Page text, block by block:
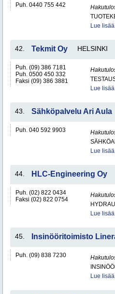
Puh. 0440 755 442
Lue
42. Tekmit Oy HELSINKI
Puh. (09) 386 7181
Puh. 0500 450 332
Faksi (09) 386 3881
Lue
43. Sähköpalvelu Ari Aula
Puh. 040 592 9903
Lue
44. HLC-Engineering Oy
Puh. (02) 822 0434
Faksi (02) 822 0754
Lue
45. Insinööritoimisto
Puh. (09) 838 7230
Lue